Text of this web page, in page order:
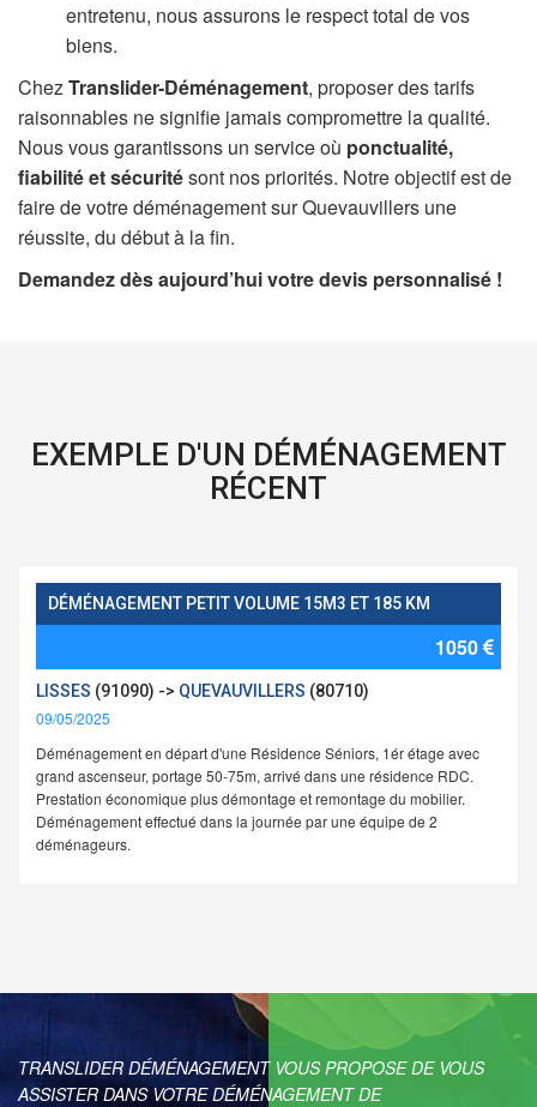
entretenu, nous assurons le respect total de vos
biens.
ChezTranslider-Déménagement, proposer des tarifs
raisonnables ne signifie jamais compromettre la qualité.
Nous vous garantissons un service où ponctualité,
fiabilité et sécuritésont nos priorités. Notre objectif est de
faire de votre déménagement sur Quevauvillers une
réussite, du début à la fin.
Demandez dès aujourd’hui votre devis personnalisé !
EXEMPLE D'UN DÉMÉNAGEMENT
RÉCENT
DÉMÉNAGEMENT PETIT VOLUME 15M3 ET 185 KM
1050
LISSES (91090) -> QUEVAUVILLERS (80710)
09/05/2025
Déménagement en départ d'une Résidence Séniors, 1ér étage avec
grand ascenseur, portage 50-75m, arrivé dans une résidence RDC.
Prestation économique plus démontage et remontage du mobilier.
Déménagement effectué dans la journée par une équipe de 2
déménageurs.
TRANSLIDER DÉMÉNAGEMENT VOUS PROPOSE DE VOUS
ASSISTER DANS VOTRE DÉMÉNAGEMENT DE